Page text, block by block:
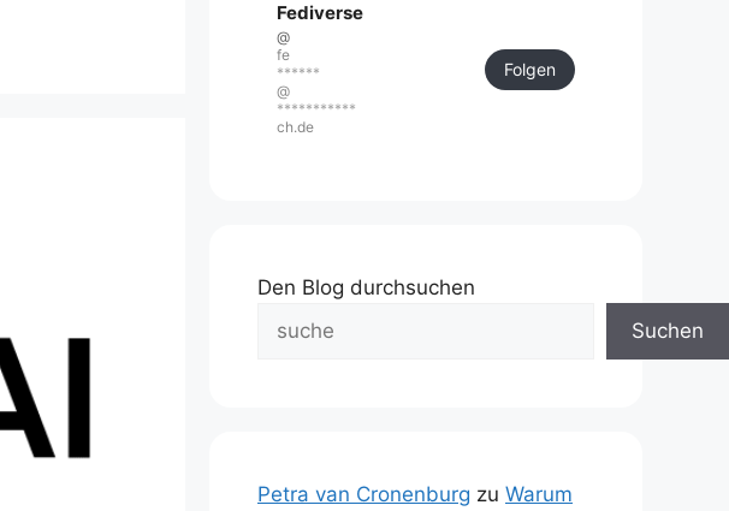
Fediverse
@
fe
******
@
***********
ch.de
Folgen
Den Blog durchsuchen
Suchen
Petra van Cronenburg zu Warum